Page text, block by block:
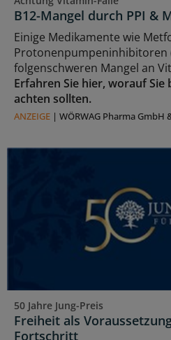
B12-Mangel durch PPI &
Einige Medikamente wie
Protonenpumpeninhibitoren
folgenschweren Mangel an
Erfahren Sie hier, worauf
achten sollten.
ANZEIGE | WÖRWAG Pharma GmbH
50 Jahre Jung-Preis
Freiheit als
Fortschritt